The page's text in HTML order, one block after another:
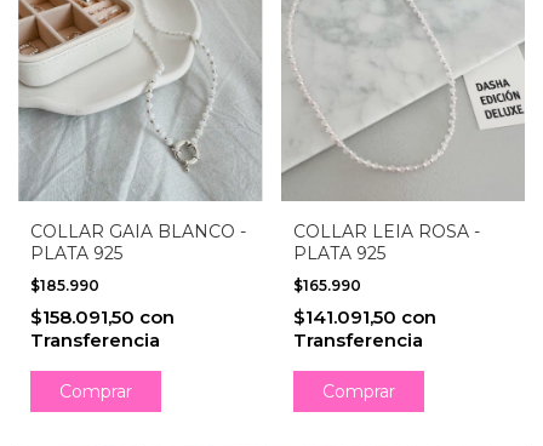
COLLAR GAIA BLANCO -
PLATA 925
$185.990
$158.091,50 con
Transferencia
COLLAR LEIA ROSA -
PLATA 925
$165.990
$141.091,50 con
Transferencia